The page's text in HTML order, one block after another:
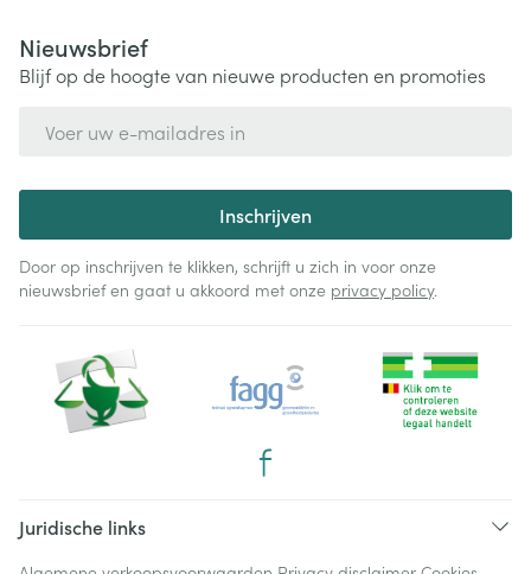
Nieuwsbrief
Blijf op de hoogte van nieuwe producten en promoties
Inschrijven
Door op inschrijven te klikken, schrijft u zich in voor onze
nieuwsbrief en gaat u akkoord met onze privacy policy.
Juridische links